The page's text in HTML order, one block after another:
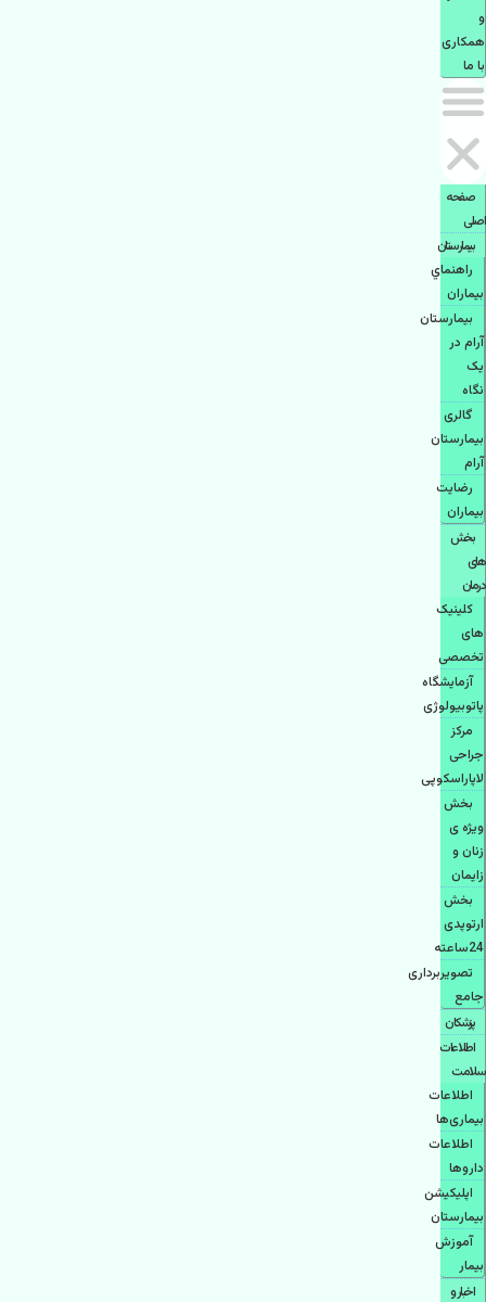
و
همكاری
با ما
صفحه
اصلی
بيمارستان
راهنماي
بیماران
بیمارستان
آرام در
یک
نگاه
گالری
بیمارستان
آرام
رضایت
بیماران
بخش
های
درمان
کلینیک
های
تخصصی
آزمایشگاه
پاتوبیولوژی
مرکز
جراحی
لاپاراسکوپی
بخش
ویژه ی
زنان و
زایمان
بخش
ارتوپدی
24ساعته
تصویربرداری
جامع
پزشكان
اطلاعات
سلامت
اطلاعات
بیماری‌ها
اطلاعات
دارو‌ها
اپليكيشن
بيمارستان
آموزش
بیمار
اخبار و